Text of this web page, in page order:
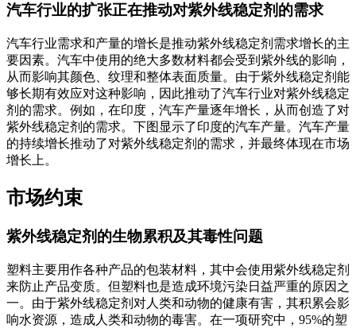
汽车行业的扩张正在推动对紫外线稳定剂的需求
汽车行业需求和产量的增长是推动紫外线稳定剂需求增长的主
要因素。汽车中使用的绝大多数材料都会受到紫外线的影响，
从而影响其颜色、纹理和整体表面质量。由于紫外线稳定剂能
够长期有效应对这种影响，因此推动了汽车行业对紫外线稳定
剂的需求。例如，在印度，汽车产量逐年增长，从而创造了对
紫外线稳定剂的需求。下图显示了印度的汽车产量。汽车产量
的持续增长推动了对紫外线稳定剂的需求，并最终体现在市场
增长上。
市场约束
紫外线稳定剂的生物累积及其毒性问题
塑料主要用作各种产品的包装材料，其中会使用紫外线稳定剂
来防止产品变质。但塑料也是造成环境污染日益严重的原因之
一。由于紫外线稳定剂对人类和动物的健康有害，其积累会影
响水资源，造成人类和动物的毒害。在一项研究中，95%的塑